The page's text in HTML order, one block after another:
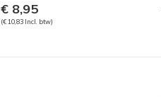
€ 8,95
(€ 10,83 Incl. btw)